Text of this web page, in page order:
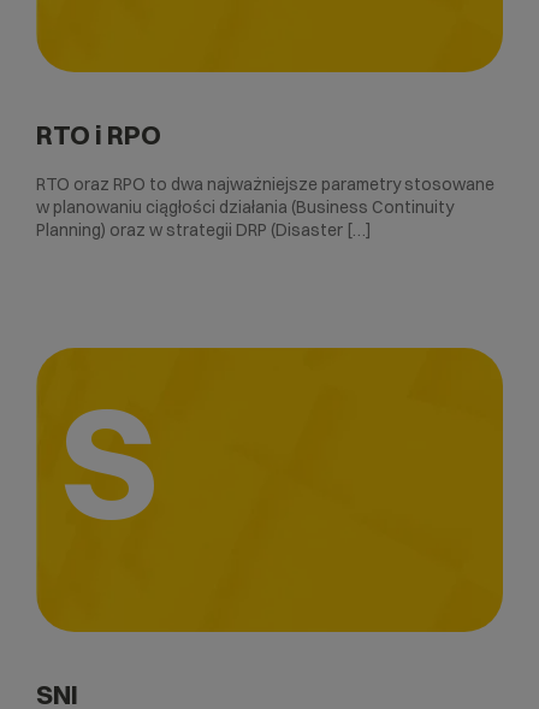
RTO i RPO
RTO oraz RPO to dwa najważniejsze parametry stosowane
w planowaniu ciągłości działania (Business Continuity
Planning) oraz w strategii DRP (Disaster […]
S
SNI